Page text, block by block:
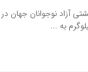
آزاد نوجوانان جهان